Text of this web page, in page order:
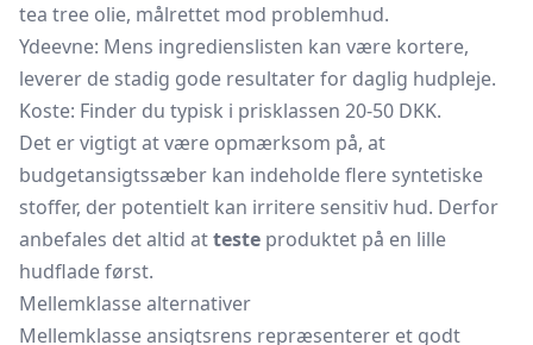
tea tree olie, målrettet mod problemhud.
Ydeevne: Mens ingredienslisten kan være kortere,
leverer de stadig gode resultater for daglig hudpleje.
Koste: Finder du typisk i prisklassen 20-50 DKK.
Det er vigtigt at være opmærksom på, at
budgetansigtssæber kan indeholde flere syntetiske
stoffer, der potentielt kan irritere sensitiv hud. Derfor
anbefales det altid atteste produktet på en lille
hudflade først.
Mellemklasse alternativer
Mellemklasse ansigtsrens repræsenterer et godt